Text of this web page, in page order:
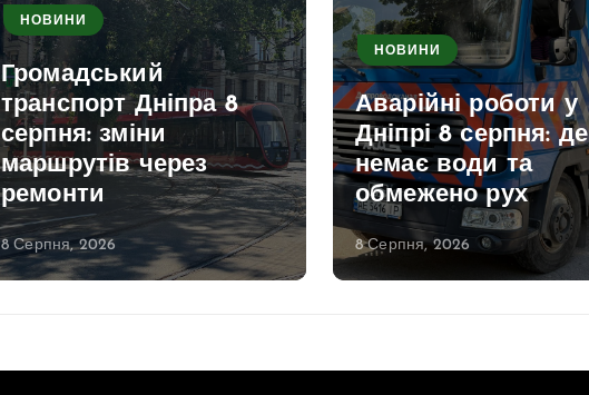
НОВИНИ
Громадський
транспорт Дніпра 8
серпня: зміни
маршрутів через
ремонти
8 Серпня, 2026
НОВИНИ
Аварійні роботи у
Дніпрі 8 серпня: де
немає води та
обмежено рух
8 Серпня, 2026